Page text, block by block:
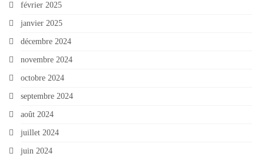
février 2025
janvier 2025
décembre 2024
novembre 2024
octobre 2024
septembre 2024
août 2024
juillet 2024
juin 2024